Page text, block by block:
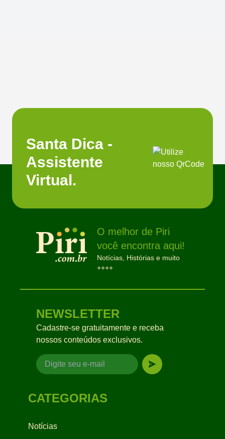
Santa Dica -
Assistente
Virtual.
O melhor de Piri
você encontra aqui!
Notícias, Histórias e muito
++++
NEWSLETTER
Cadastre-se gratuitamente e receba
nossos conteúdos exclusivos.
CATEGORIAS
Notícias